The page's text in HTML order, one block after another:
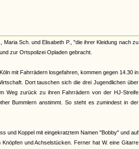
Sch. und Elisabeth P., "die ihrer Kleidung nach zu
zur Ortspolizei Opladen gebracht.
mit Fahrrädern losgefahren, kommen gegen 14.30 in
Dort tauschen sich die drei Jugendlichen über
Weg zurück zu ihren Fahrrädern von der HJ-Streife
Bummlern anstimmt. So steht es zumindest in der
und Koppel mit eingekratztem Namen "Bobby" und auf
und Achselstücken. Ferner hat W. eine Gitarre